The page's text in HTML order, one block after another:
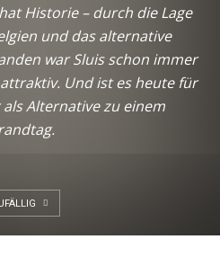
Historie – durch die Lage
und das alternative
war Sluis schon immer
Und ist es heute für
Alternative zu einem